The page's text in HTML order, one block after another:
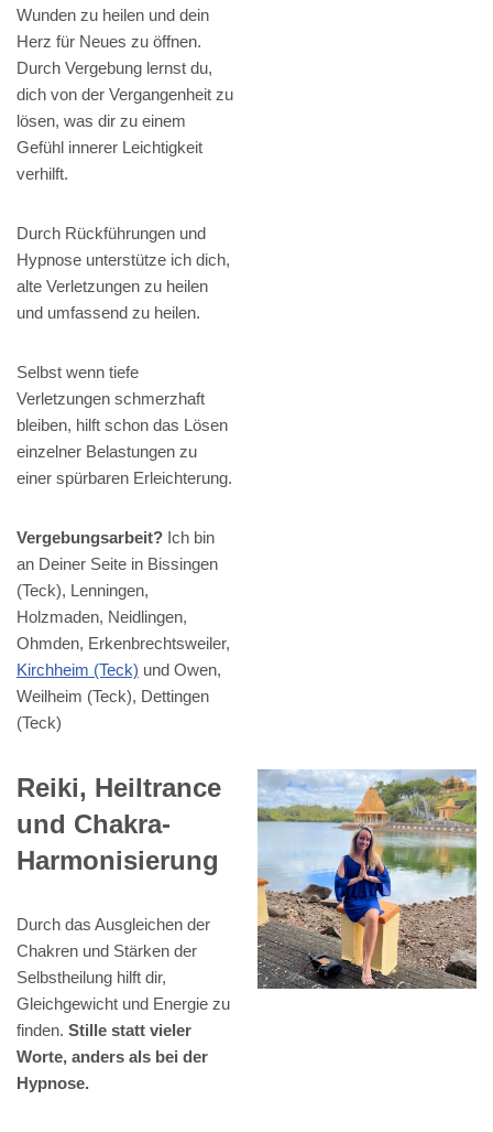
Wunden zu heilen und dein
Herz für Neues zu öffnen.
Durch Vergebung lernst du,
dich von der Vergangenheit zu
lösen, was dir zu einem
Gefühl innerer Leichtigkeit
verhilft.
Durch Rückführungen und
Hypnose unterstütze ich dich,
alte Verletzungen zu heilen
und umfassend zu heilen.
Selbst wenn tiefe
Verletzungen schmerzhaft
bleiben, hilft schon das Lösen
einzelner Belastungen zu
einer spürbaren Erleichterung.
Vergebungsarbeit? Ich bin
an Deiner Seite in Bissingen
(Teck), Lenningen,
Holzmaden, Neidlingen,
Ohmden, Erkenbrechtsweiler,
Kirchheim (Teck) und Owen,
Weilheim (Teck), Dettingen
(Teck)
Reiki, Heiltrance
und Chakra-
Harmonisierung
Durch das Ausgleichen der
Chakren und Stärken der
Selbstheilung hilft dir,
Gleichgewicht und Energie zu
finden. Stille statt vieler
Worte, anders als bei der
Hypnose.